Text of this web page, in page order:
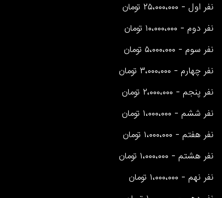
نفر اول - ۲۵،۰۰۰،۰۰۰ تومان
نفر دوم - ۱۰،۰۰۰،۰۰۰ تومان
نفر سوم - ۵،۰۰۰،۰۰۰ تومان
نفر چهارم - ۳،۰۰۰،۰۰۰ تومان
نفر پنجم - ۲،۰۰۰،۰۰۰ تومان
نفر ششم - ۱،۰۰۰،۰۰۰ تومان
نفر هفتم - ۱،۰۰۰،۰۰۰ تومان
نفر هشتم - ۱،۰۰۰،۰۰۰ تومان
نفر نهم - ۱،۰۰۰،۰۰۰ تومان